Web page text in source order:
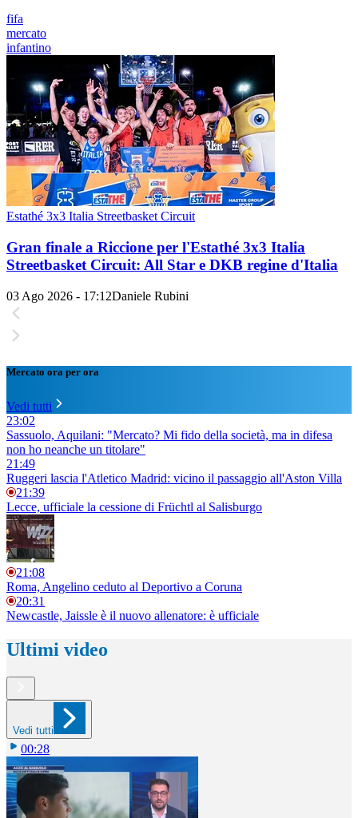
fifa
mercato
infantino
Estathé 3x3 Italia Streetbasket Circuit
Gran finale a Riccione per l'Estathé 3x3 Italia
Streetbasket Circuit: All Star e DKB regine d'Italia
03 Ago 2026 - 17:12Daniele Rubini
Mercato ora per ora
Vedi tutti
23:02
Sassuolo, Aquilani: "Mercato? Mi fido della società, ma in difesa
non ho neanche un titolare"
21:49
Ruggeri lascia l'Atletico Madrid: vicino il passaggio all'Aston Villa
21:39
Lecce, ufficiale la cessione di Früchtl al Salisburgo
21:08
Roma, Angelino ceduto al Deportivo a Coruna
20:31
Newcastle, Jaissle è il nuovo allenatore: è ufficiale
Ultimi video
Vedi tutti
00:28